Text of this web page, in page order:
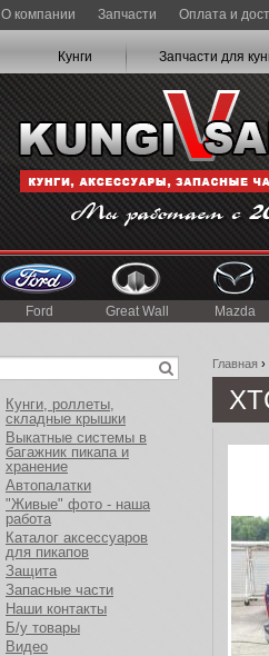
О компании Запчасти Оплата и
Кунги Запчасти для
Ford Great Wall Mazda
Главная ›
Кунги, роллеты,
складные крышки
Выкатные системы в
багажник пикапа и
хранение
Автопалатки
"Живые" фото - наша
работа
Каталог аксессуаров
для пикапов
Защита
Запасные части
Наши контакты
Б/у товары
Видео